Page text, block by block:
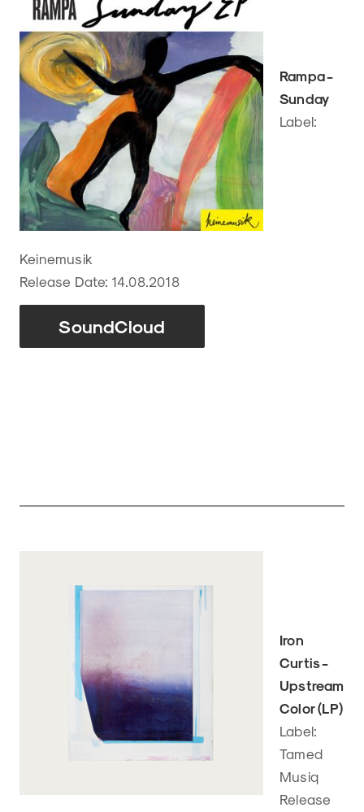
Rampa -
Sunday
Label:
Keinemusik
Release Date: 14.08.2018
SoundCloud
Iron
Curtis -
Upstream
Color (LP)
Label:
Tamed
Musiq
Release